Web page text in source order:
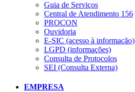
Guia de Serviços
Central de Atendimento 156
PROCON
Ouvidoria
E-SIC (acesso à informação)
LGPD (informações)
Consulta de Protocolos
SEI (Consulta Externa)
EMPRESA